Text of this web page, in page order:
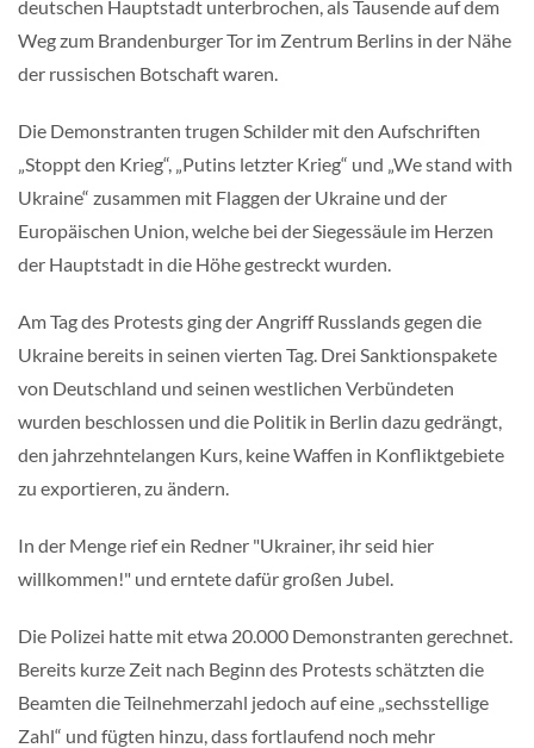
deutschen Hauptstadt unterbrochen, als Tausende auf dem
Weg zum Brandenburger Tor im Zentrum Berlins in der Nähe
der russischen Botschaft waren.
Die Demonstranten trugen Schilder mit den Aufschriften
„Stoppt den Krieg“, „Putins letzter Krieg“ und „We stand with
Ukraine“ zusammen mit Flaggen der Ukraine und der
Europäischen Union, welche bei der Siegessäule im Herzen
der Hauptstadt in die Höhe gestreckt wurden.
Am Tag des Protests ging der Angriff Russlands gegen die
Ukraine bereits in seinen vierten Tag. Drei Sanktionspakete
von Deutschland und seinen westlichen Verbündeten
wurden beschlossen und die Politik in Berlin dazu gedrängt,
den jahrzehntelangen Kurs, keine Waffen in Konfliktgebiete
zu exportieren, zu ändern.
In der Menge rief ein Redner "Ukrainer, ihr seid hier
willkommen!" und erntete dafür großen Jubel.
Die Polizei hatte mit etwa 20.000 Demonstranten gerechnet.
Bereits kurze Zeit nach Beginn des Protests schätzten die
Beamten die Teilnehmerzahl jedoch auf eine „sechsstellige
Zahl“ und fügten hinzu, dass fortlaufend noch mehr